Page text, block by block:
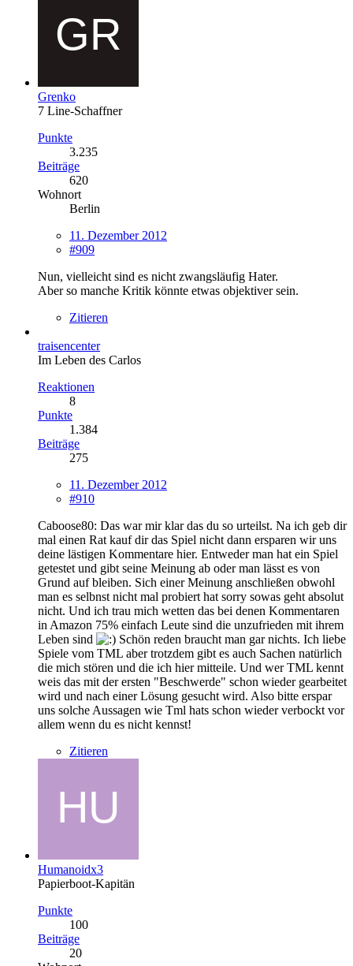
Grenko
7 Line-Schaffner
Punkte
3.235
Beiträge
620
Wohnort
Berlin
11. Dezember 2012
#909
Nun, vielleicht sind es nicht zwangsläufig Hater.
Aber so manche Kritik könnte etwas objektiver sein.
Zitieren
traisencenter
Im Leben des Carlos
Reaktionen
8
Punkte
1.384
Beiträge
275
11. Dezember 2012
#910
Caboose80: Das war mir klar das du so urteilst. Na ich geb dir
mal einen Rat kauf dir das Spiel nicht dann ersparen wir uns
deine lästigen Kommentare hier. Entweder man hat ein Spiel
getestet und gibt seine Meinung ab oder man lässt es von
Grund auf bleiben. Sich einer Meinung anschließen obwohl
man es selbnst nicht mal probiert hat sorry sowas geht absolut
nicht. Und ich trau mich wetten das bei denen Kommentaren
in Amazon 75% einfach Leute sind die unzufrieden mit ihrem
Leben sind
Schön reden braucht man gar nichts. Ich liebe
Spiele vom TML aber trotzdem gibt es auch Sachen natürlich
die mich stören und die ich hier mitteile. Und wer TML kennt
weis das mit der ersten "Beschwerde" schon wieder gearbeitet
wird und nach einer Lösung gesucht wird. Also bitte erspar
uns solche Aussagen wie Tml hats schon wieder verbockt vor
allem wenn du es nicht kennst!
Zitieren
Humanoidx3
Papierboot-Kapitän
Punkte
100
Beiträge
20